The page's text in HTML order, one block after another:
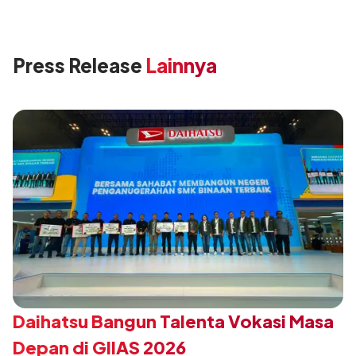
Press Release Lainnya
Daihatsu Bangun Talenta Vokasi Masa
Depan di GIIAS 2026